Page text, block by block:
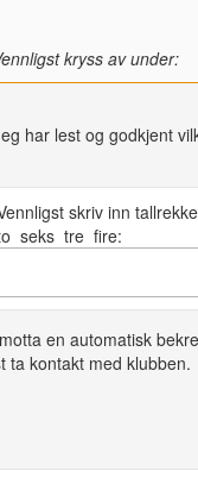
kryss av under:
har lest og godkjent
skriv inn
seks tre fire:
en automatisk
ta kontakt med klubben.